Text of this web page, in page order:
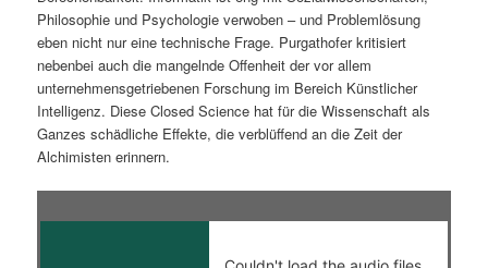
Philosophie und Psychologie verwoben – und Problemlösung
eben nicht nur eine technische Frage. Purgathofer kritisiert
nebenbei auch die mangelnde Offenheit der vor allem
unternehmensgetriebenen Forschung im Bereich Künstlicher
Intelligenz. Diese Closed Science hat für die Wissenschaft als
Ganzes schädliche Effekte, die verblüffend an die Zeit der
Alchimisten erinnern.